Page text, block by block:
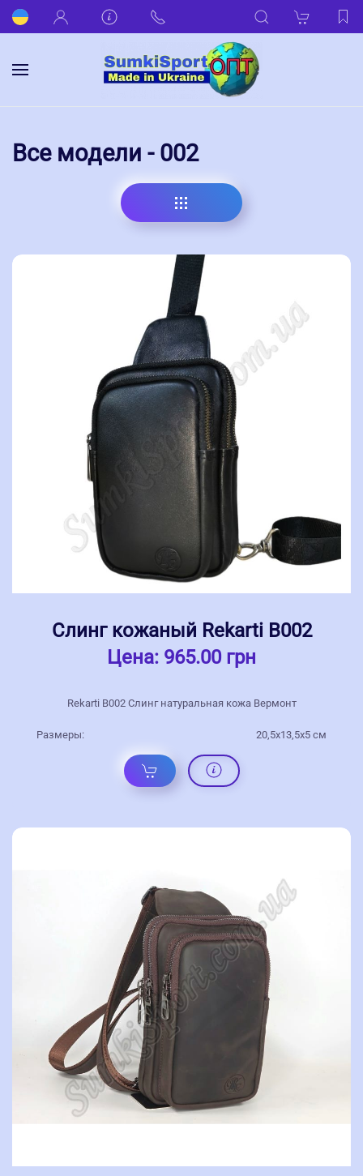
Все модели - 002
Слинг кожаный Rekarti В002
Цена: 965.00 грн
Rekarti В002 Слинг натуральная кожа Вермонт
Размеры: 20,5х13,5х5 см